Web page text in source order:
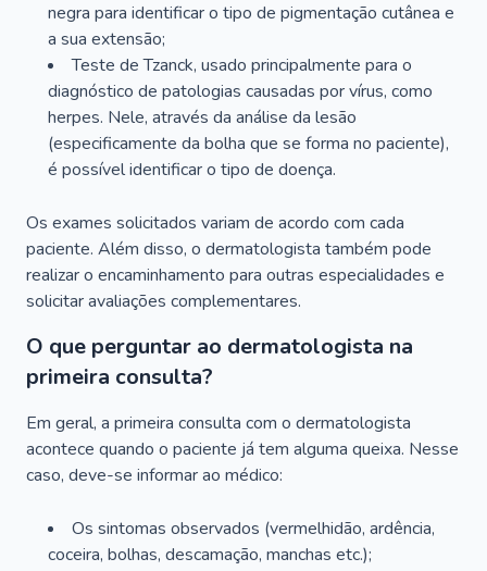
negra para identificar o tipo de pigmentação cutânea e
a sua extensão;
Teste de Tzanck, usado principalmente para o
diagnóstico de patologias causadas por vírus, como
herpes. Nele, através da análise da lesão
(especificamente da bolha que se forma no paciente),
é possível identificar o tipo de doença.
Os exames solicitados variam de acordo com cada
paciente. Além disso, o dermatologista também pode
realizar o encaminhamento para outras especialidades e
solicitar avaliações complementares.
O que perguntar ao dermatologista na
primeira consulta?
Em geral, a primeira consulta com o dermatologista
acontece quando o paciente já tem alguma queixa. Nesse
caso, deve-se informar ao médico:
Os sintomas observados (vermelhidão, ardência,
coceira, bolhas, descamação, manchas etc.);